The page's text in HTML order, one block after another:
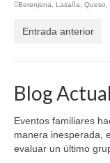
Berenjena, Lasaña, Queso,
Entrada anterior
Blog
Eventos familiares
manera inesperada,
evaluar un último